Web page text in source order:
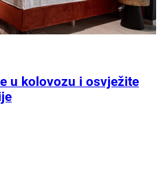
u kolovozu i osvježite